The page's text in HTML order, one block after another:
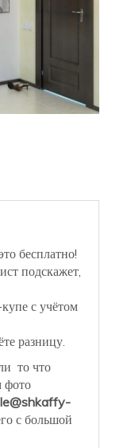
бесплатно!
подскажет,
с учётом
разницу.
то что
фото
с большой